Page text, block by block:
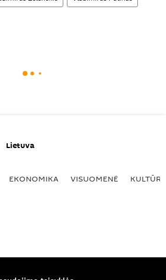
Lietuva
EKONOMIKA VISUOMENĖ KULTŪRA